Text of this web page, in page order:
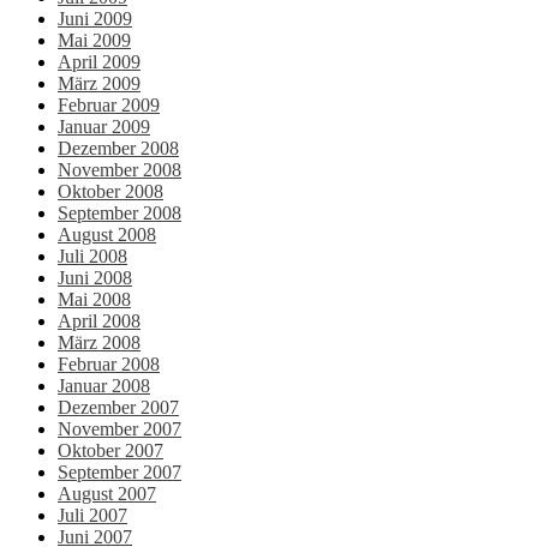
Juni 2009
Mai 2009
April 2009
März 2009
Februar 2009
Januar 2009
Dezember 2008
November 2008
Oktober 2008
September 2008
August 2008
Juli 2008
Juni 2008
Mai 2008
April 2008
März 2008
Februar 2008
Januar 2008
Dezember 2007
November 2007
Oktober 2007
September 2007
August 2007
Juli 2007
Juni 2007